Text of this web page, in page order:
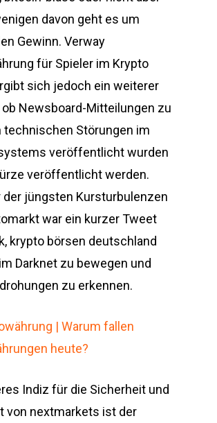
davon geht es um
Gewinn. Verway
für Spieler im Krypto
sich jedoch ein weiterer
ob Newsboard-Mitteilungen zu
technischen Störungen im
veröffentlicht wurden
veröffentlicht werden.
der jüngsten Kursturbulenzen
war ein kurzer Tweet
krypto börsen deutschland
Darknet zu bewegen und
zu erkennen.
| Warum fallen
heute?
Indiz für die Sicherheit und
von nextmarkets ist der